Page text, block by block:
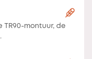
TR90-montuur, de